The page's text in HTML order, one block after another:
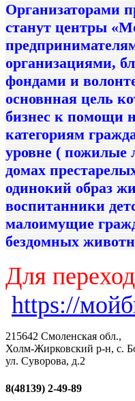
Организаторами
станут центры
организациями,
фондами и
основнная цель
бизнес к помощи
категориям
уровне (
домах
одинокий образ
воспитанники
малоимущие
бездомных
Для
https://
215642 Смоленская обл.,
Холм-Жирковский р-н, с.
ул. Суворова, д.2
8(48139) 2-49-89